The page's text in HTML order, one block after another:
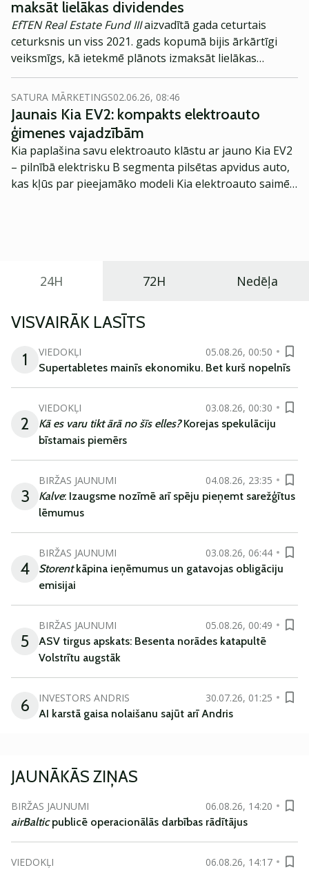
maksāt lielākas dividendes
EfTEN Real Estate Fund IIIaizvadītā gada ceturtais
ceturksnis un viss 2021. gads kopumā bijis ārkārtīgi
veiksmīgs, kā ietekmē plānots izmaksāt lielākas
dividendes, nekā to paredz politika, liecina biržas
paziņojums.
SATURA MĀRKETINGS02.06.26, 08:46
Jaunais Kia EV2: kompakts elektroauto
ģimenes vajadzībām
Kia paplašina savu elektroauto klāstu ar jauno Kia EV2
– pilnībā elektrisku B segmenta pilsētas apvidus auto,
kas kļūs par pieejamāko modeli Kia elektroauto saimē
24H 72H Nedēļa
VISVAIRĀK LASĪTS
1
VIEDOKĻI
05.08.26, 00:50
Supertabletes mainīs ekonomiku. Bet kurš nopelnīs
2
VIEDOKĻI
03.08.26, 00:30
Kā es varu tikt ārā no šīs elles?Korejas spekulāciju
bīstamais piemērs
3
BIRŽAS JAUNUMI
04.08.26, 23:35
Kalve: Izaugsme nozīmē arī spēju pieņemt sarežģītus
lēmumus
4
BIRŽAS JAUNUMI
03.08.26, 06:44
Storentkāpina ieņēmumus un gatavojas obligāciju
emisijai
5
BIRŽAS JAUNUMI
05.08.26, 00:49
ASV tirgus apskats: Besenta norādes katapultē
Volstrītu augstāk
6 INVESTORS ANDRIS
30.07.26, 01:25
AI karstā gaisa nolaišanu sajūt arī Andris
JAUNĀKĀS ZIŅAS
BIRŽAS JAUNUMI
06.08.26, 14:20
airBalticpublicē operacionālās darbības rādītājus
VIEDOKĻI
06.08.26, 14:17